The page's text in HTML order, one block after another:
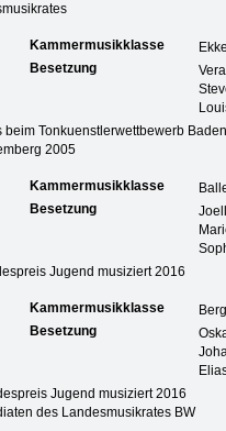
Kammermusikklasse
Besetzung
beim Tonkuenstlerwettbewerb
2005
Kammermusikklasse
Besetzung
Jugend musiziert 2016
Kammermusikklasse
Besetzung
Jugend musiziert 2016
des Landesmusikrates BW